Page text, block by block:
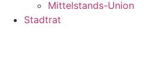
Mittelstands-Union
Stadtrat